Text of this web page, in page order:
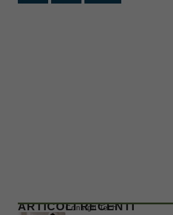
ARTICOLI RECENTI
Consigli Tech